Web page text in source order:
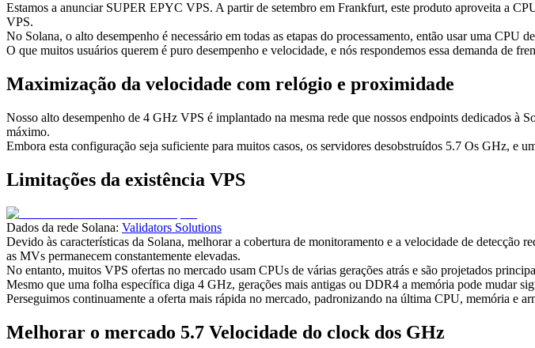
Estamos a anunciar SUPER EPYC VPS. A partir de setembro em Frankfurt, este produto aproveita a
VPS.
No Solana, o alto desempenho é necessário em todas as etapas do processamento, então usar uma CPU
O que muitos usuários querem é puro desempenho e velocidade, e nós respondemos essa demanda de
Maximização da velocidade com relógio e proximidade
Nosso alto desempenho de 4 GHz VPS é implantado na mesma rede que nossos endpoints dedicados
máximo.
Embora esta configuração seja suficiente para muitos casos, os servidores desobstruídos 5.7 Os GHz, e
Limitações da existência VPS
Dados da rede Solana: Validators Solutions
Devido às características da Solana, melhorar a cobertura de monitoramento e a velocidade de
as MVs permanecem constantemente elevadas.
No entanto, muitos VPS ofertas no mercado usam CPUs de várias gerações atrás e são projetados
Mesmo que uma folha específica diga 4 GHz, gerações mais antigas ou DDR4 a memória pode mudar
Perseguimos continuamente a oferta mais rápida no mercado, padronizando na última CPU, memória e
Melhorar o mercado 5.7 Velocidade do clock dos GHz